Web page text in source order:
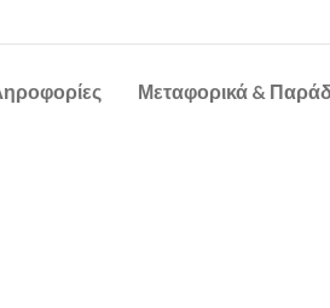
Μεταφορικά &